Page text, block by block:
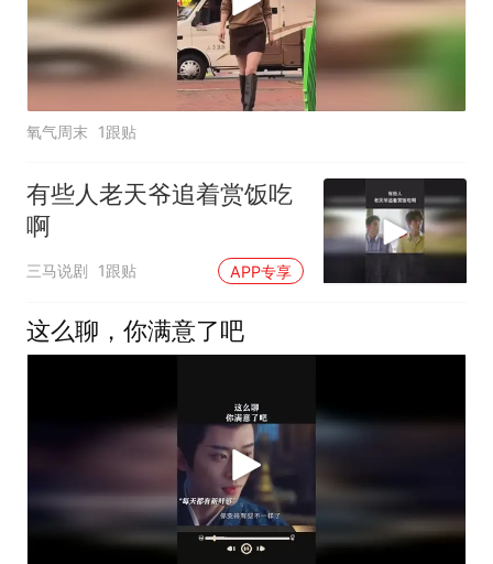
氧气周末 1跟贴
有些人老天爷追着赏饭吃
啊
三马说剧 1跟贴 APP专享
这么聊，你满意了吧